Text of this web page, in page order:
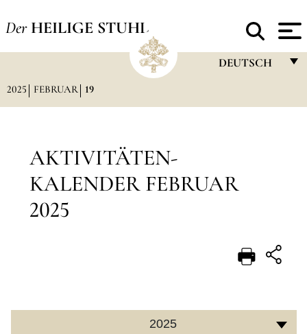
Der HEILIGE STUHL
DEUTSCH
POLSKI
2025 FEBRUAR 19
AKTIVITÄTEN-
KALENDER FEBRUAR
2025
2025